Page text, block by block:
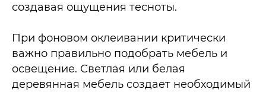
создавая ощущения тесноты.​
При фоновом оклеивании критически
важно правильно подобрать мебель и
освещение. Светлая или белая
деревянная мебель создает необходимый